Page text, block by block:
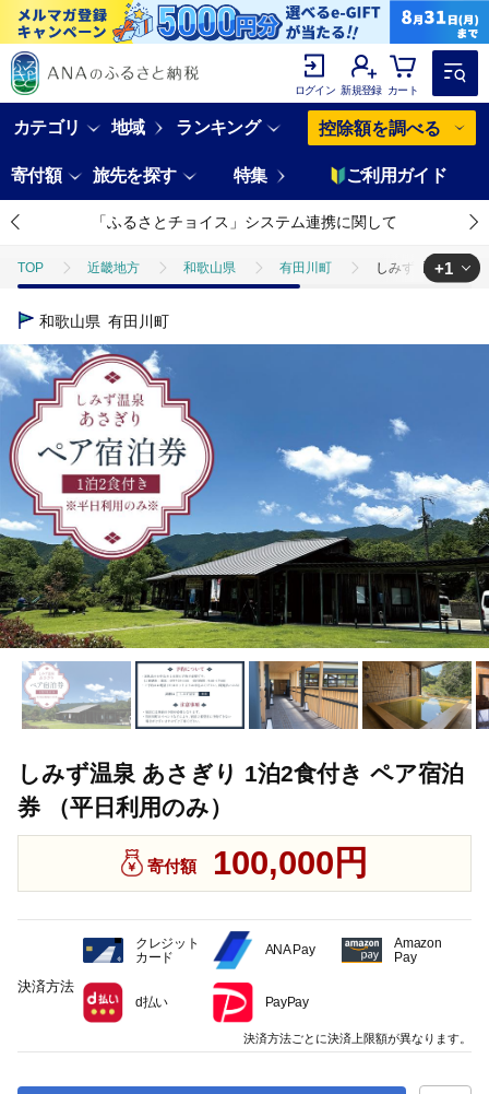
ログイン 新規登録 カート
カテゴリ 地域 ランキング 控除額を調べる
寄付額 旅先を探す 特集 ご利用ガイド
「ふるさとチョイス」システム連携に関して
TOP 近畿地方 和歌山県 有田川町 しみず温泉 あさ
TOP
+1
和歌山県 有田川町
しみず温泉 あさぎり 1泊2食付き ペア宿泊
券 （平日利用のみ）
寄付額 100,000円
決済方法
クレジット
カード
ANA Pay
Amazon
Pay
d払い PayPay
決済方法ごとに決済上限額が異なります。